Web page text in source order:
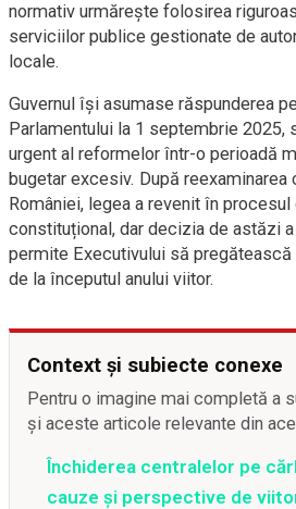
normativ urmărește folosirea
serviciilor publice gestionate de
locale.
Guvernul își asumase răspunderea
Parlamentului la 1 septembrie 2025,
urgent al reformelor într-o perioadă
bugetar excesiv. După
României, legea a revenit în
constituțional, dar decizia de astăzi
permite Executivului să
de la începutul anului viitor.
Context și subiecte conexe
Pentru o imagine mai completă a
și aceste articole relevante din
Închiderea centralelor pe
cauze și perspective de